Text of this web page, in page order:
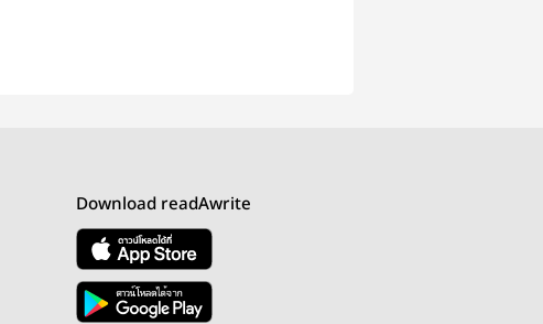
Download readAwrite